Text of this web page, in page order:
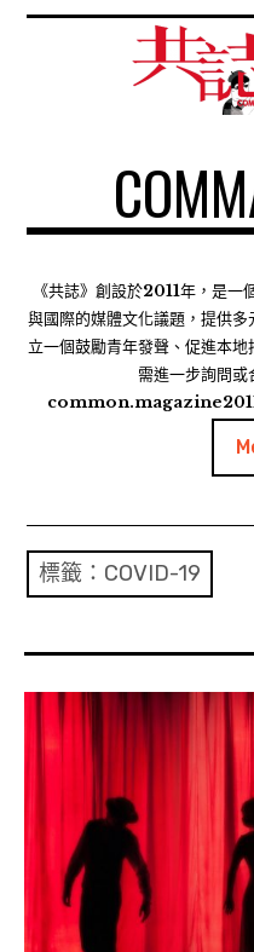
《共誌》創設於2011年，是
與國際的媒體文化議題，提供
立一個鼓勵青年發聲、促進本
需進一步詢問或
共專題
共青年
文化誌
勞動誌
共誌寫手
標籤：COVID-19